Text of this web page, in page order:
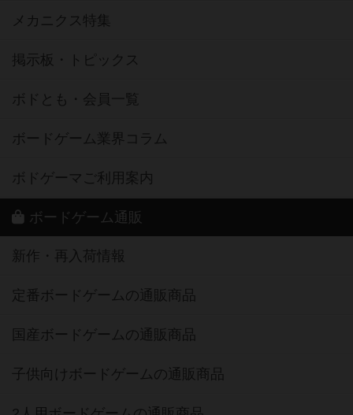
メカニクス特集
掲示板・トピックス
ボドとも・会員一覧
ボードゲーム業界コラム
ボドゲーマご利用案内
ボードゲーム通販
新作・再入荷情報
定番ボードゲームの通販商品
国産ボードゲームの通販商品
子供向けボードゲームの通販商品